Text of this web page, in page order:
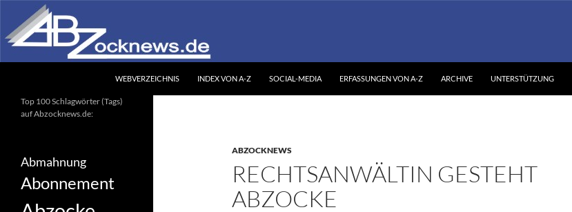
Inhalt
springen
WEBVERZEICHNIS INDEX VON A-Z SOCIAL-MEDIA ERFASSUNGEN VON A-Z ARCHIVE UNTERSTÜTZUNG
ABZOCKNEWS
RECHTSANWÄLTIN GESTEHT
ABZOCKE
Ihr unabhängiges
Informationsportal
Top 100 Schlagwörter (Tags)
auf Abzocknews.de:
Abmahnung
Abonnement